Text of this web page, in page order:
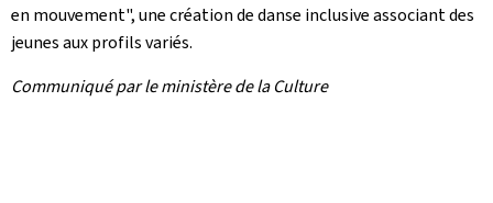
en mouvement", une création de danse inclusive associant des
jeunes aux profils variés.
Communiqué par le ministère de la Culture